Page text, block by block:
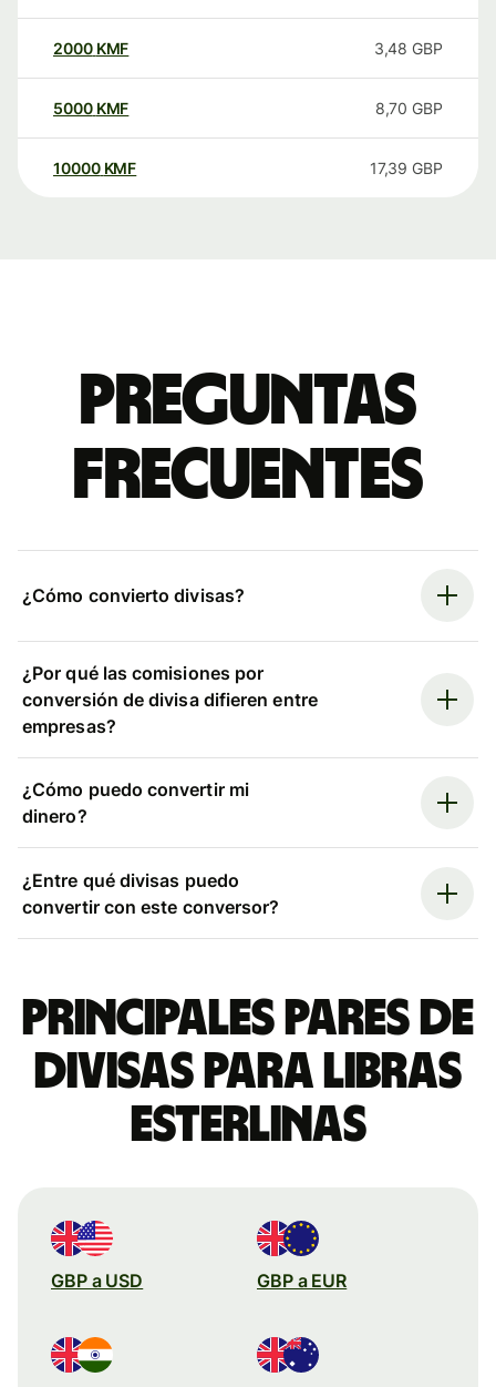
2000 KMF 3,48 GBP
5000 KMF 8,70 GBP
10000 KMF 17,39 GBP
Preguntas
frecuentes
¿Cómo convierto divisas?
¿Por qué las comisiones por
conversión de divisa difieren entre
empresas?
¿Cómo puedo convertir mi
dinero?
¿Entre qué divisas puedo
convertir con este conversor?
Principales pares de
divisas para libras
esterlinas
GBP a USD GBP a EUR